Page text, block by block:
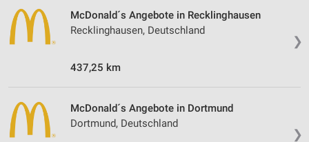
❯
McDonald´s Angebote in Recklinghausen
Recklinghausen, Deutschland
437,25 km
❯
McDonald´s Angebote in Dortmund
Dortmund, Deutschland